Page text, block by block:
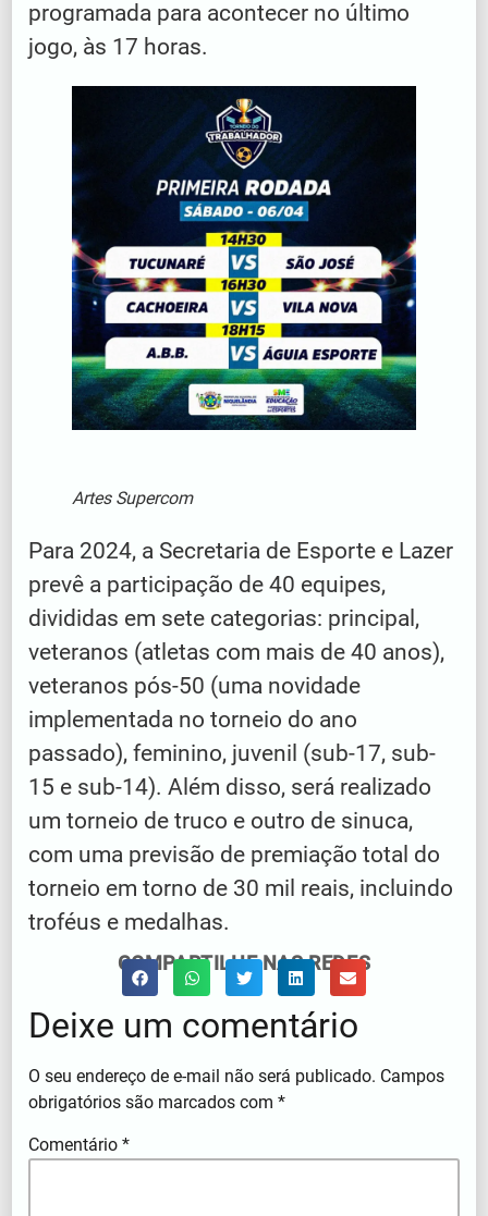
programada para acontecer no último
jogo, às 17 horas.
Artes Supercom
Para 2024, a Secretaria de Esporte e Lazer
prevê a participação de 40 equipes,
divididas em sete categorias: principal,
veteranos (atletas com mais de 40 anos),
veteranos pós-50 (uma novidade
implementada no torneio do ano
passado), feminino, juvenil (sub-17, sub-
15 e sub-14). Além disso, será realizado
um torneio de truco e outro de sinuca,
com uma previsão de premiação total do
torneio em torno de 30 mil reais, incluindo
troféus e medalhas.
COMPARTILHE NAS REDES
Deixe um comentário
O seu endereço de e-mail não será publicado. Campos
obrigatórios são marcados com*
Comentário*